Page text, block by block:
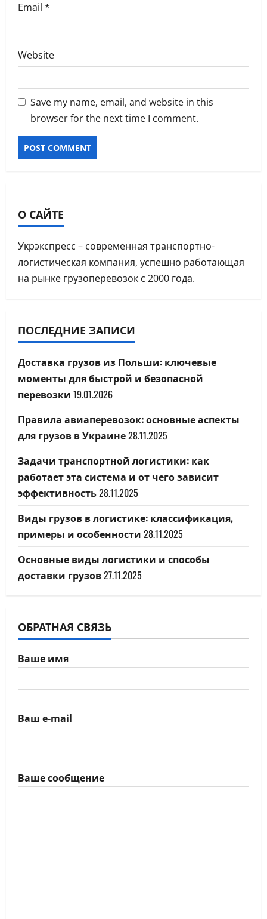
Email *
Website
Save my name, email, and website in this
browser for the next time I comment.
О САЙТЕ
Укрэкспресс – современная транспортно-
логистическая компания, успешно работающая
на рынке грузоперевозок с 2000 года.
ПОСЛЕДНИЕ ЗАПИСИ
Доставка грузов из Польши: ключевые
моменты для быстрой и безопасной
перевозки 19.01.2026
Правила авиаперевозок: основные аспекты
для грузов в Украине28.11.2025
Задачи транспортной логистики: как
работает эта система и от чего зависит
эффективность28.11.2025
Виды грузов в логистике: классификация,
примеры и особенности 28.11.2025
Основные виды логистики и способы
доставки грузов27.11.2025
ОБРАТНАЯ СВЯЗЬ
Ваше имя
Ваш e-mail
Ваше сообщение